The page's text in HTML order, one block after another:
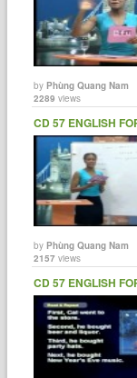
byPhùng Quang Nam
2289 views
CD 57 ENGLISH
byPhùng Quang Nam
2157 views
CD 57 ENGLISH